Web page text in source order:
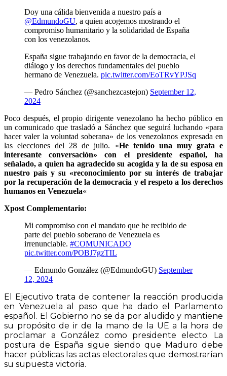
Doy una cálida bienvenida a nuestro país a
@EdmundoGU, a quien acogemos mostrando el
compromiso humanitario y la solidaridad de España
con los venezolanos.
España sigue trabajando en favor de la democracia, el
diálogo y los derechos fundamentales del pueblo
hermano de Venezuela. pic.twitter.com/EoTRvYPJSq
— Pedro Sánchez (@sanchezcastejon) September 12,
2024
Poco después, el propio dirigente venezolano ha hecho público en
un comunicado que trasladó a Sánchez que seguirá luchando «para
hacer valer la voluntad soberana» de los venezolanos expresada en
las elecciones del 28 de julio. «He tenido una muy grata e
interesante conversación» con el presidente español, ha
señalado, a quien ha agradecido su acogida y la de su esposa en
nuestro país y su «reconocimiento por su interés de trabajar
por la recuperación de la democracia y el respeto a los derechos
humanos en Venezuela«
Xpost Complementario:
Mi compromiso con el mandato que he recibido de
parte del pueblo soberano de Venezuela es
irrenunciable. #COMUNICADO
pic.twitter.com/POBJ7gzTIL
— Edmundo González (@EdmundoGU) September
12, 2024
El Ejecutivo trata de contener la reacción producida
en Venezuela al paso que ha dado el Parlamento
español. El Gobierno no se da por aludido y mantiene
su propósito de ir de la mano de la UE a la hora de
proclamar a González como presidente electo. La
postura de España sigue siendo que Maduro debe
hacer públicas las actas electorales que demostrarían
su supuesta victoria.